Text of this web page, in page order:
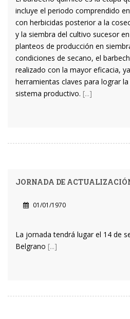
incluye el periodo comprendido
con herbicidas posterior a la
y la siembra del cultivo sucesor
planteos de producción en
condiciones de secano, el
realizado con la mayor eficacia,
herramientas claves para lograr
sistema productivo. [...]
JORNADA DE
01/01/1970
La jornada tendrá lugar el 14 de
Belgrano [...]